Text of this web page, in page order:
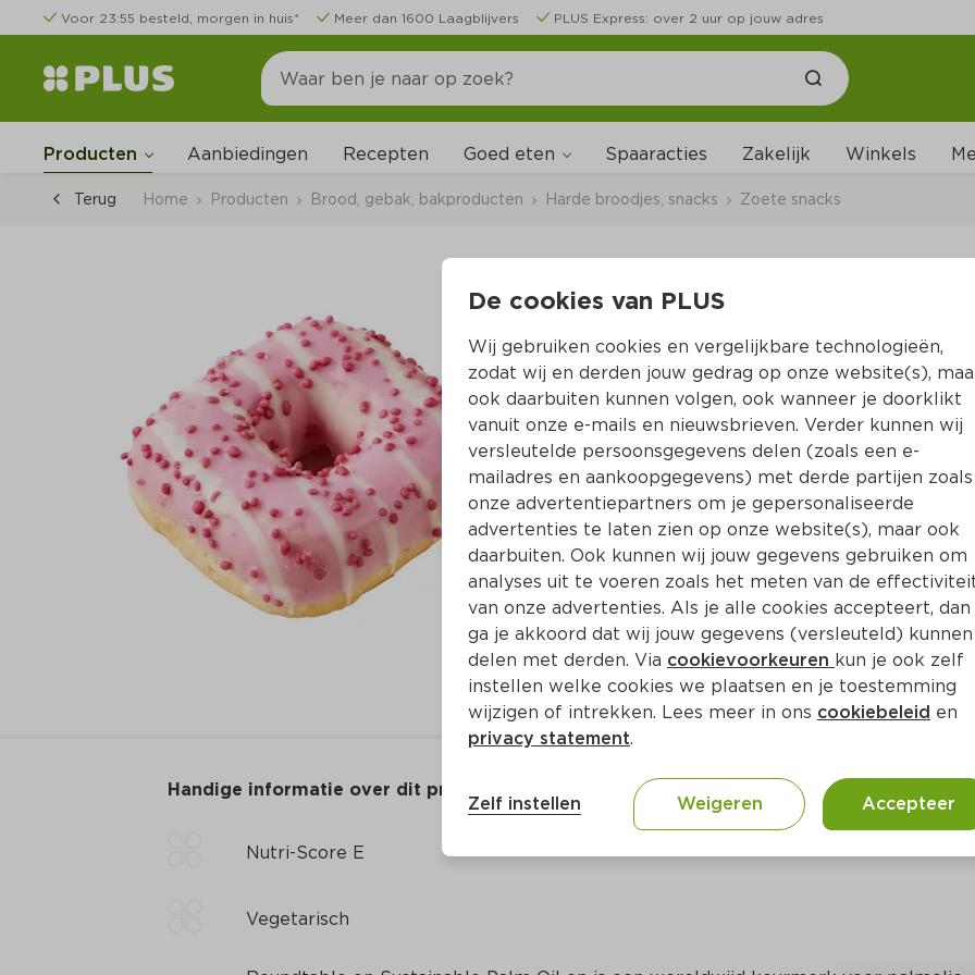
Voor 23:55 besteld, morgen in huis* Meer dan 1600 Laagblijvers PLUS Express: over 2 uur op jouw adres
Producten Aanbiedingen Recepten Goed eten Spaaracties Zakelijk Winkels
Terug Home Producten Brood, gebak, bakproducten Harde broodjes, snacks Zoete snacks
PLUS Donut Aardbei
Per Stuk 1 st
0.79
Toevoegen
Handige informatie over dit product
Nutri-Score E
Vegetarisch
De cookies van PLUS
Wij gebruiken cookies en vergelijkbare technologieën,
zodat wij en derden jouw gedrag op onze website(s),
ook daarbuiten kunnen volgen, ook wanneer je doorklikt
vanuit onze e-mails en nieuwsbrieven. Verder kunnen wij
versleutelde persoonsgegevens delen (zoals een e-
mailadres en aankoopgegevens) met derde partijen zoals
onze advertentiepartners om je gepersonaliseerde
advertenties te laten zien op onze website(s), maar ook
daarbuiten. Ook kunnen wij jouw gegevens gebruiken om
analyses uit te voeren zoals het meten van de
van onze advertenties. Als je alle cookies accepteert, dan
ga je akkoord dat wij jouw gegevens (versleuteld) kunnen
delen met derden. Via cookievoorkeuren kun je ook zelf
instellen welke cookies we plaatsen en je toestemming
wijzigen of intrekken. Lees meer in ons cookiebeleid en
privacy statement.
Zelf instellen Weigeren Accepteer